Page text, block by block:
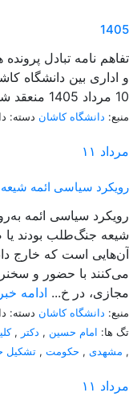
1405
تفاهم نامه تبادل
و اداری بین دانشگاه
10 مرداد 1405 منعقد شد....
منبع: دانشگاه کاشان دسته:
۱۱ مرداد
رویکرد سیاسی ائمه شیعه
شیعه جنگ‌طلب بودند
آن‌هایی است که خارج
می‌کنند با حضور و
مجازی، در خ... ادامه خبر
منبع: دانشگاه کاشان دسته:
تگ ها: امام حسین , دکتر ,
مشهدی , حکومت , تشکیل ,
۱۱ مرداد